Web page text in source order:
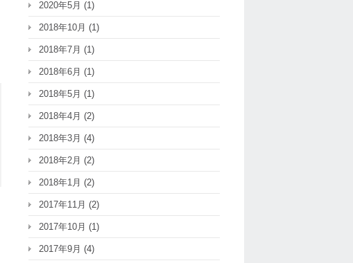
2020年5月 (1)
2018年10月 (1)
2018年7月 (1)
2018年6月 (1)
2018年5月 (1)
2018年4月 (2)
2018年3月 (4)
2018年2月 (2)
2018年1月 (2)
2017年11月 (2)
2017年10月 (1)
2017年9月 (4)